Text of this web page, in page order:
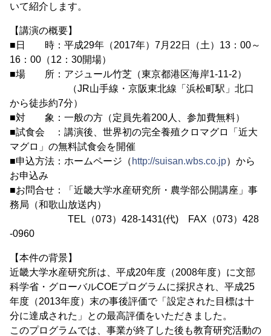
いて紹介します。
【講演の概要】
■日 時：平成29年（2017年）7月22日（土）13：00～
16：00（12：30開場）
■場 所：アジュール竹芝（東京都港区海岸1-11-2）
（JR山手線・京阪東北線「浜松町駅」北口
から徒歩約7分）
■対 象：一般の方（定員先着200人、参加費無料）
■試食会 ：講演後、世界初の完全養殖クロマグロ「近大
マグロ」の無料試食会を開催
■申込方法：ホームページ（ http://suisan.wbs.co.jp）から
お申込み
■お問合せ：「近畿大学水産研究所・農学部公開講座」事
務局（和歌山放送内）
TEL（073）428-1431(代) FAX（073）428
-0960
【本件の背景】
近畿大学水産研究所は、平成20年度（2008年度）に文部
科学省・グローバルCOEプログラムに採択され、平成25
年度（2013年度）末の事後評価で「設定された目標は十
分に達成された」との最高評価をいただきました。
このプログラムでは、事業が終了した後も教育研究活動の